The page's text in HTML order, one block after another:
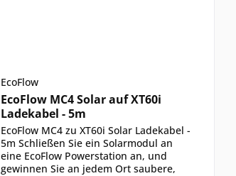
EcoFlow
EcoFlow MC4 Solar auf XT60i
Ladekabel - 5m
EcoFlow MC4 zu XT60i Solar Ladekabel -
5m Schließen Sie ein Solarmodul an
eine EcoFlow Powerstation an, und
gewinnen Sie an jedem Ort saubere,